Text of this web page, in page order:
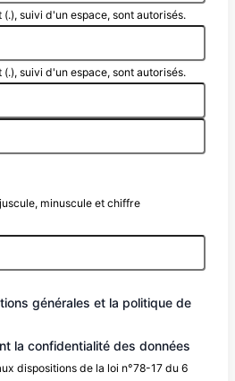
suivi d'un espace, sont autorisés.
suivi d'un espace, sont autorisés.
minuscule et chiffre
générales et la politique de
la confidentialité des données
dispositions de la loi n°78-17 du 6